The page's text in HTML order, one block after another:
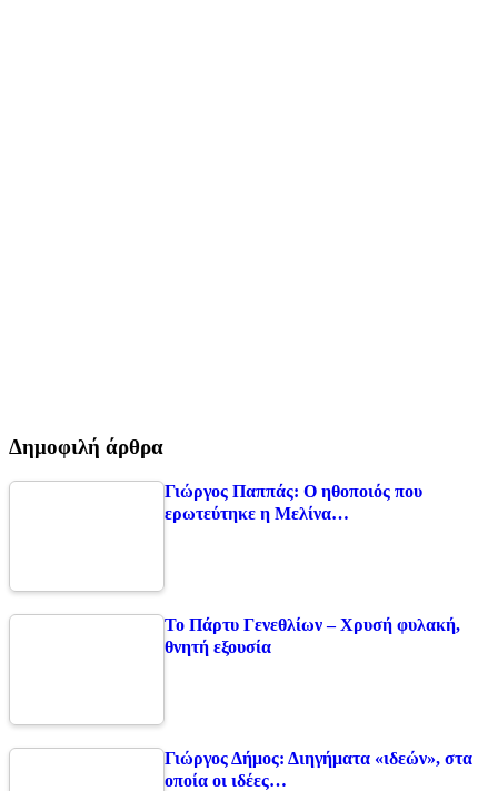
Δημοφιλή άρθρα
Γιώργος Παππάς: Ο ηθοποιός που
ερωτεύτηκε η Μελίνα…
Το Πάρτυ Γενεθλίων – Χρυσή φυλακή,
θνητή εξουσία
Γιώργος Δήμος: Διηγήματα «ιδεών», στα
οποία οι ιδέες…